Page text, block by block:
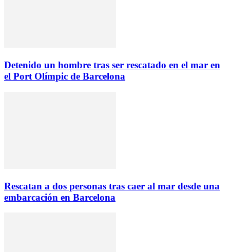
Detenido un hombre tras ser rescatado en el mar en
el Port Olímpic de Barcelona
Rescatan a dos personas tras caer al mar desde una
embarcación en Barcelona